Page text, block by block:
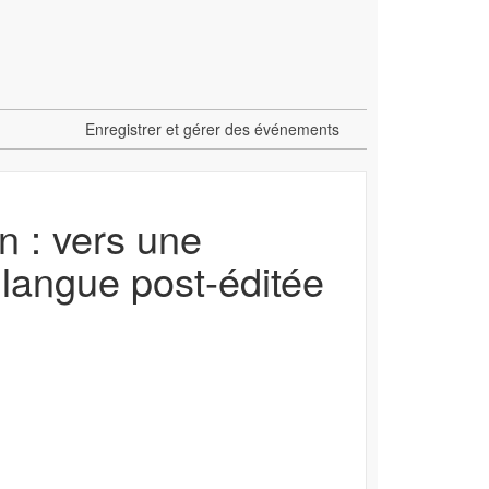
Enregistrer et gérer des événements
: vers une
post-éditée